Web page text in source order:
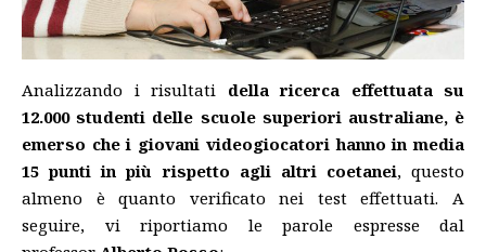
Analizzando i risultati della ricerca effettuata su
12.000 studenti delle scuole superiori australiane, è
emerso che i giovani videogiocatori hanno in media
15 punti in più rispetto agli altri coetanei, questo
almeno è quanto verificato nei test effettuati. A
seguire, vi riportiamo le parole espresse dal